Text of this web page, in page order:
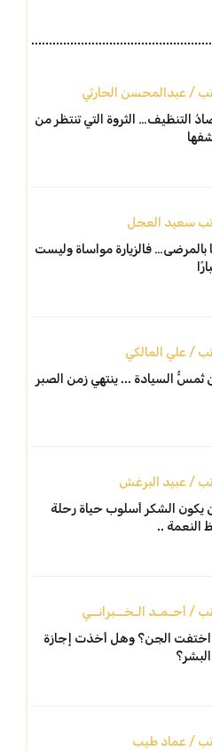
/ عبدالمحسن الحارثي
التنظيف… الثروة التي تنتظر من
سعيد العجل
بالمرضى… فالزيارة مواساة وليست
/ علي المالكي
تُمسُّ السيادة ... ينتهي زمن الصبر
/ عبيد البرغش
يكون الشكر أسلوب حياة رحلة
النعمة ..
/ أحـمـد الـخــبرانــي
اختفت الجن؟ وهل أخذت إجازة
/ عماد طيب